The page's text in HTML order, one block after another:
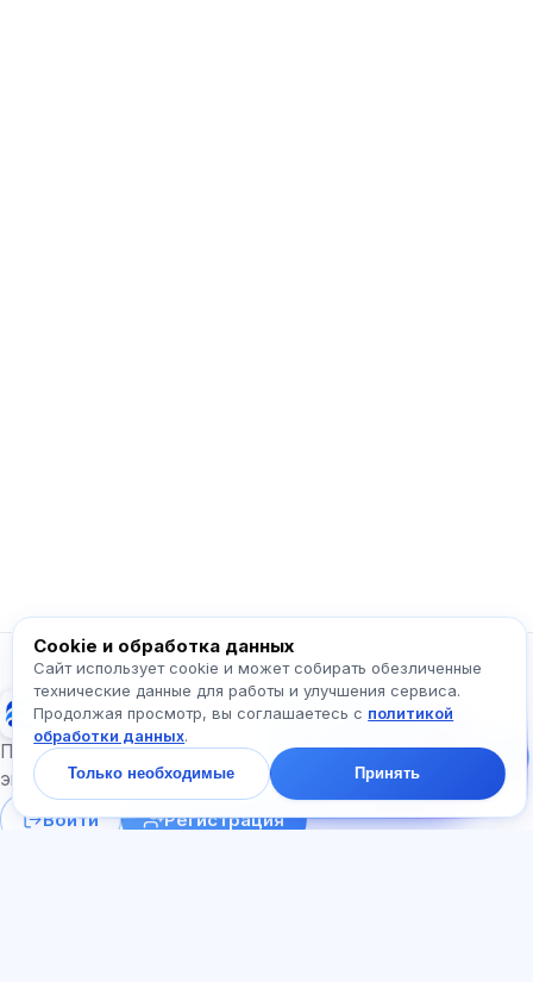
Exalify
Подготовка к международным языковым
экзаменам
Войти
Регистрация
Напишите нам!
начать — ответим в
чате за минуту.
Cookie и обработка данных
Сайт использует cookie и может собирать обезличенные
технические данные для работы и улучшения сервиса.
Продолжая просмотр, вы соглашаетесь с политикой
обработки данных.
Только необходимые Принять